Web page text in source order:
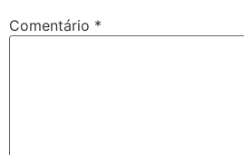
Comentário *